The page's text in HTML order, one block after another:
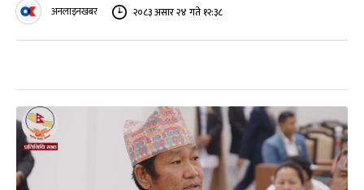
अनलाइनखबर २०८३ असार २४ गते १२:३८